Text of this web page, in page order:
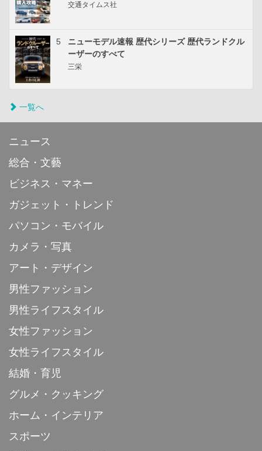
交通タイムス社
5
ニューモデル速報 歴代シリーズ 歴代ランドクル
ーザーのすべて
三栄
一覧へ
ニュース
総合・文藝
ビジネス・マネー
ガジェット・トレンド
パソコン・モバイル
カメラ・写真
アート・デザイン
男性ファッション
男性ライフスタイル
女性ファッション
女性ライフスタイル
結婚・育児
グルメ・クッキング
ホーム・インテリア
スポーツ